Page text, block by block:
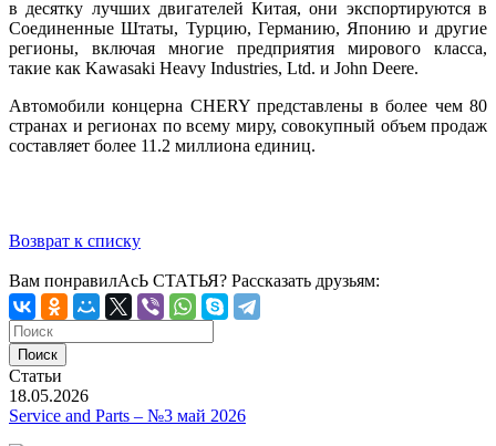
в десятку лучших двигателей Китая, они экспортируются в
Соединенные Штаты, Турцию, Германию, Японию и другие
регионы, включая многие предприятия мирового класса,
такие как Kawasaki Heavy Industries, Ltd. и John Deere.
Автомобили концерна CHERY представлены в более чем 80
странах и регионах по всему миру, совокупный объем продаж
составляет более 11.2 миллиона единиц.
Возврат к списку
Вам понравилАсЬ СТАТЬЯ? Рассказать друзьям:
Статьи
18.05.2026
Service and Parts – №3 май 2026